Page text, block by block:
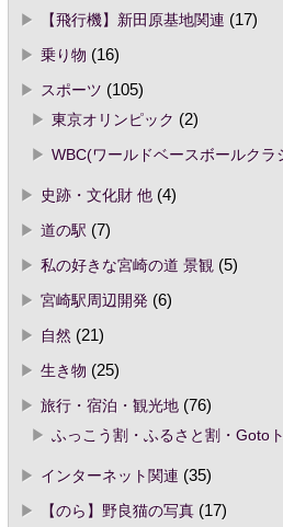
【飛行機】新田原基地関連 (17)
乗り物 (16)
スポーツ (105)
東京オリンピック (2)
WBC(ワールドベースボールクラ
史跡・文化財 他(4)
道の駅 (7)
私の好きな宮崎の道 景観 (5)
宮崎駅周辺開発(6)
自然 (21)
生き物 (25)
旅行・宿泊・観光地(76)
ふっこう割・ふるさと割・Goto
インターネット関連 (35)
【のら】野良猫の写真(17)